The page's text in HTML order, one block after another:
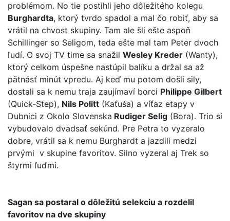
problémom. No tie postihli jeho dôležitého kolegu
Burghardta, ktorý tvrdo spadol a mal čo robiť, aby sa
vrátil na chvost skupiny. Tam ale šli ešte aspoň
Schillinger so Seligom, teda ešte mal tam Peter dvoch
ľudí. O svoj TV time sa snažil Wesley Kreder (Wanty),
ktorý celkom úspešne nastúpil balíku a držal sa až
pätnásť minút vpredu. Aj keď mu potom došli sily,
dostali sa k nemu traja zaujímaví borci Philippe Gilbert
(Quick-Step), Nils Politt (Kaťuša) a víťaz etapy v
Dubnici z Okolo Slovenska Rudiger Selig (Bora). Trio si
vybudovalo dvadsať sekúnd. Pre Petra to vyzeralo
dobre, vrátil sa k nemu Burghardt a jazdili medzi
prvými v skupine favoritov. Silno vyzeral aj Trek so
štyrmi ľuďmi.
Sagan sa postaral o dôležitú selekciu a rozdelil
favoritov na dve skupiny